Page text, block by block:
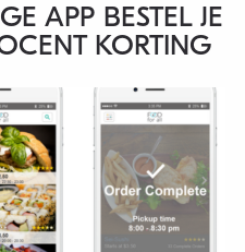
APP BESTEL JE
KORTING